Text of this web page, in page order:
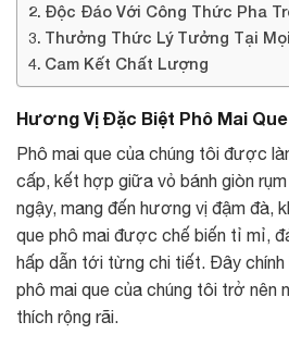
Độc Đáo Với Công Thức Pha
Thưởng Thức Lý Tưởng Tại
Cam Kết Chất Lượng
Hương Vị Đặc Biệt Phô Mai Que
Phô mai que của chúng tôi được
cấp, kết hợp giữa vỏ bánh giòn
ngậy, mang đến hương vị đậm đà,
que phô mai được chế biến tỉ mỉ,
hấp dẫn tới từng chi tiết. Đây chính
phô mai que của chúng tôi trở nên
thích rộng rãi.